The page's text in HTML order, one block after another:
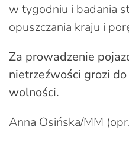
w tygodniu i badania
opuszczania kraju i
Za prowadzenie
nietrzeźwości grozi
wolności.
Anna Osińska/MM